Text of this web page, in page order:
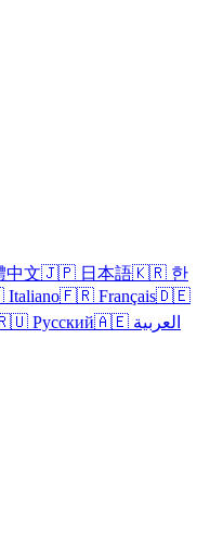
文🇯🇵 日本語🇰🇷 한
🇫🇷 Français🇩🇪
Русский 🇦🇪 العربية